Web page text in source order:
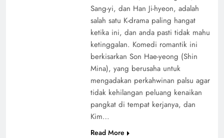
Sang-yi, dan Han Ji-hyeon, adalah
salah satu K-drama paling hangat
ketika ini, dan anda pasti tidak mahu
ketinggalan. Komedi romantik ini
berkisarkan Son Hae-yeong (Shin
Mina), yang berusaha untuk
mengadakan perkahwinan palsu agar
tidak kehilangan peluang kenaikan
pangkat di tempat kerjanya, dan
Kim…
Read More